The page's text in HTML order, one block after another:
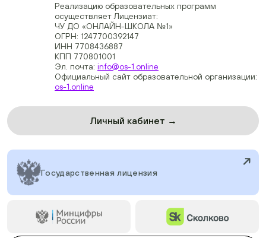
Реализацию образовательных программ
осуществляет Лицензиат:
ЧУ ДО «ОНЛАЙН-ШКОЛА №1»
ОГРН: 1247700392147
ИНН 7708436887
КПП 770801001
Эл. почта: info@os-1.online
Официальный сайт образовательной организации:
os-1.online
Личный кабинет →
Государственная лицензия